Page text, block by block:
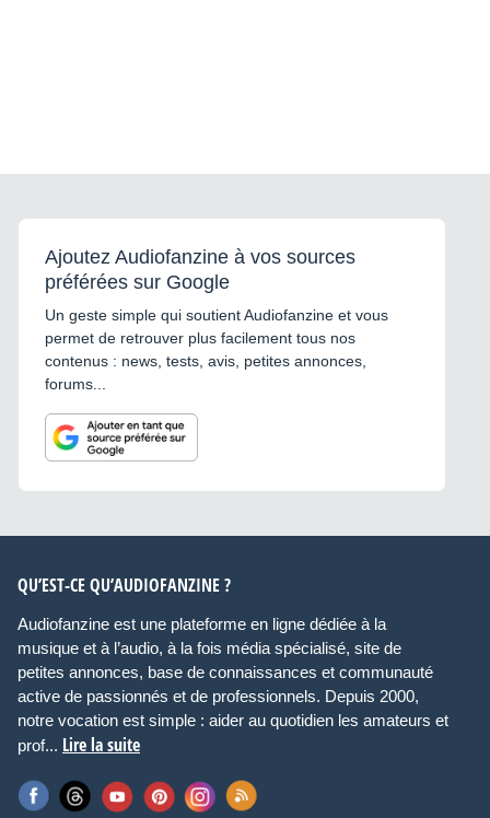
Ajoutez Audiofanzine à vos sources
préférées sur Google
Un geste simple qui soutient Audiofanzine et vous
permet de retrouver plus facilement tous nos
contenus : news, tests, avis, petites annonces,
forums...
QU’EST-CE QU’AUDIOFANZINE ?
Audiofanzine est une plateforme en ligne dédiée à la
musique et à l’audio, à la fois média spécialisé, site de
petites annonces, base de connaissances et communauté
active de passionnés et de professionnels. Depuis 2000,
notre vocation est simple : aider au quotidien les amateurs et
prof... Lire la suite